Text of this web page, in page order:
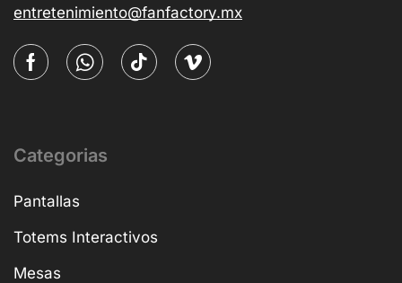
entretenimiento@fanfactory.mx
Categorias
Pantallas
Totems Interactivos
Mesas